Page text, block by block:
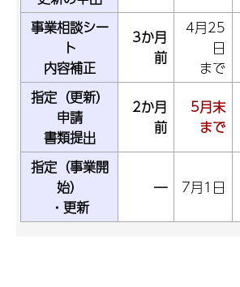
事業相談シー
ト
内容補正
3か月
前
4月25
日
まで
指定（更新）
申請
書類提出
2か月
前
5月末
まで
指定（事業開
始）
・更新
― 7月1日